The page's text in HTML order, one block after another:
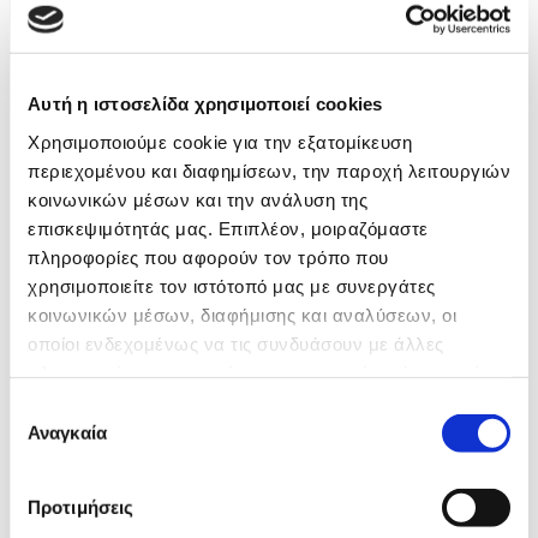
Αυτή η ιστοσελίδα χρησιμοποιεί cookies
Χρησιμοποιούμε cookie για την εξατομίκευση
περιεχομένου και διαφημίσεων, την παροχή λειτουργιών
κοινωνικών μέσων και την ανάλυση της
επισκεψιμότητάς μας. Επιπλέον, μοιραζόμαστε
πληροφορίες που αφορούν τον τρόπο που
χρησιμοποιείτε τον ιστότοπό μας με συνεργάτες
κοινωνικών μέσων, διαφήμισης και αναλύσεων, οι
οποίοι ενδεχομένως να τις συνδυάσουν με άλλες
των υπηρεσιών τους.
συγκατάθεσης
Αναγκαία
Προτιμήσεις
INTERVIEWING SKILLS
ELEARNING
ΑΝΟΙΧΤΆ ΠΡΟΓΡΆΜΜΑΤΑ
Games Lab
Ένας κόσμος που νοιάζεται να μαθαίνει, και
Αυτό είναι το όραμα της Game Tree.